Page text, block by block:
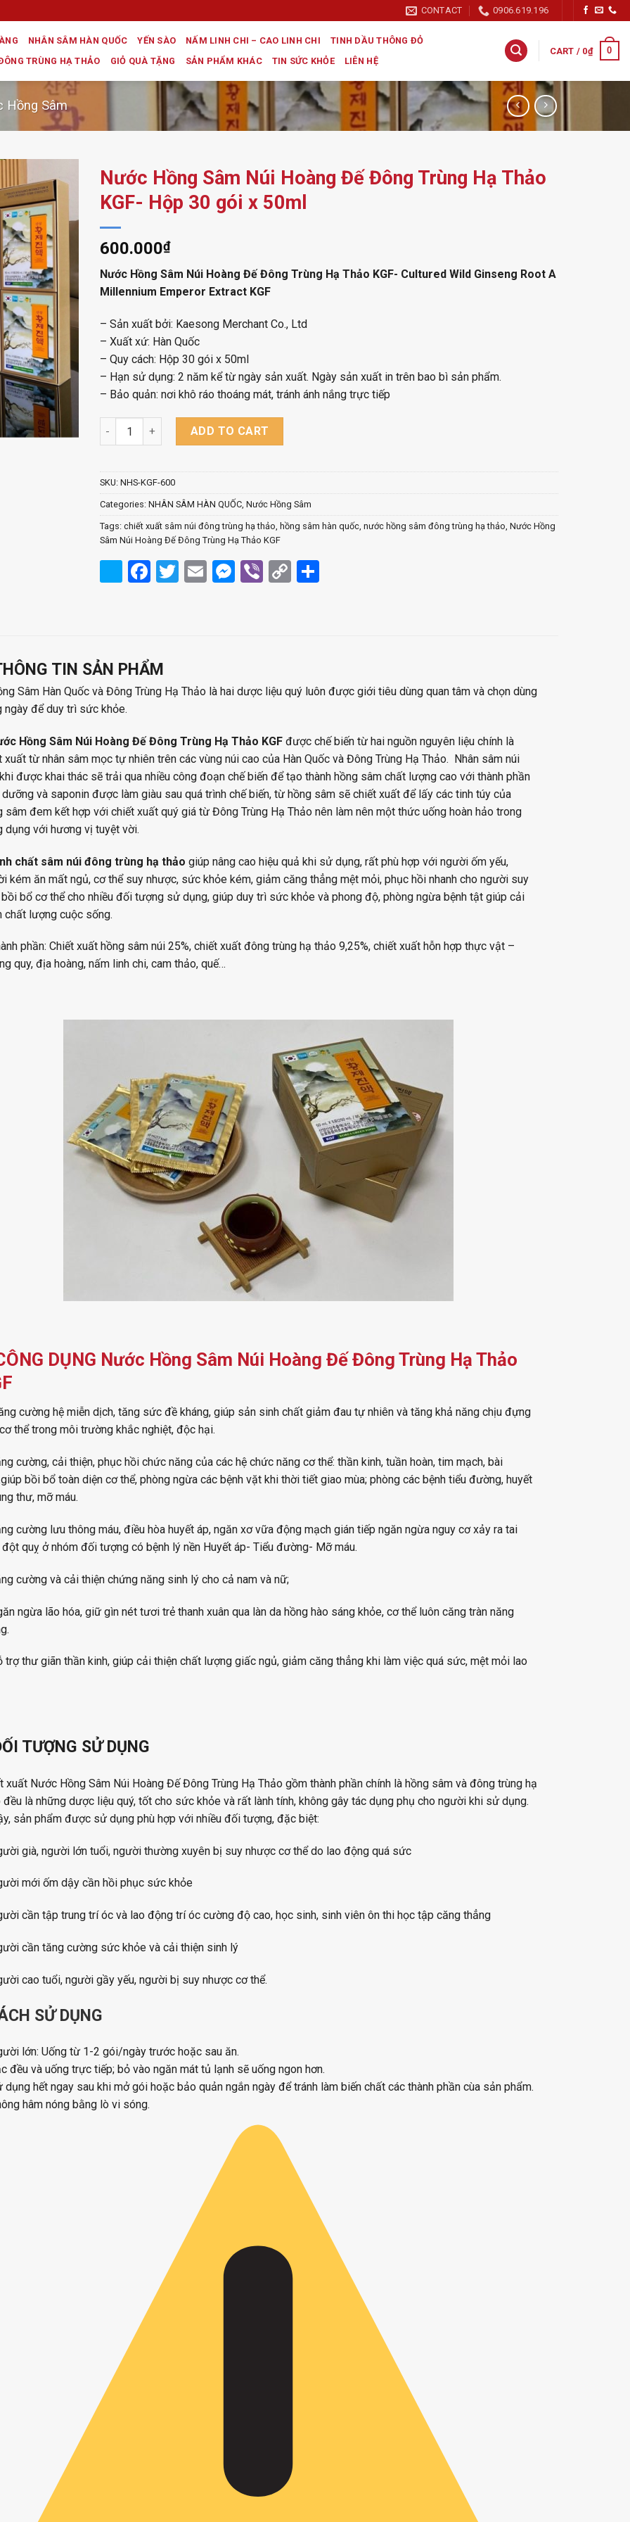
CONTACT 0906.619.196
NHÂN SÂM HÀN QUỐC YẾN SÀO NẤM LINH CHI – CAO LINH CHI
TINH DẦU THÔNG ĐỎ
TRÙNG HẠ THẢO GIỎ QUÀ TẶNG SẢN PHẨM KHÁC TIN SỨC KHỎE LIÊN HỆ
CART / 0₫ 0
Hồng Sâm
Nước Hồng Sâm Núi Hoàng Đế Đông Trùng Hạ Thảo
KGF- Hộp 30 gói x 50ml
600.000₫
Nước Hồng Sâm Núi Hoàng Đế Đông Trùng Hạ Thảo KGF- Cultured Wild Ginseng Root A
Millennium Emperor Extract KGF
– Sản xuất bởi: Kaesong Merchant Co., Ltd
– Xuất xứ: Hàn Quốc
– Quy cách: Hộp 30 gói x 50ml
– Hạn sử dụng: 2 năm kể từ ngày sản xuất. Ngày sản xuất in trên bao bì sản phẩm.
– Bảo quản: nơi khô ráo thoáng mát, tránh ánh nắng trực tiếp
Nước Hồng Sâm Núi Hoàng Đế Đông Trùng Hạ Thảo KGF- Hộp 30 gói x 50ml quantity
ADD TO CART
SKU: NHS-KGF-600
Categories: NHÂN SÂM HÀN QUỐC, Nước Hồng Sâm
Tags: chiết xuất sâm núi đông trùng hạ thảo, hồng sâm hàn quốc, nước hồng sâm đông trùng hạ thảo, Nước Hồng
Sâm Núi Hoàng Đế Đông Trùng Hạ Thảo KGF
Facebook
Twitter
EmailMessenger
Viber
CopyShare
TIN SẢN PHẨM
Sâm Hàn Quốc và Đông Trùng Hạ Thảo là hai dược liệu quý luôn được giới tiêu dùng quan tâm và chọn dùng
ngày để duy trì sức khỏe.
Hồng Sâm Núi Hoàng Đế Đông Trùng Hạ Thảo KGF được chế biến từ hai nguồn nguyên liệu chính là
xuất từ nhân sâm mọc tự nhiên trên các vùng núi cao của Hàn Quốc và Đông Trùng Hạ Thảo. Nhân sâm núi
được khai thác sẽ trải qua nhiều công đoạn chế biến để tạo thành hồng sâm chất lượng cao với thành phần
và saponin được làm giàu sau quá trình chế biến, từ hồng sâm sẽ chiết xuất để lấy các tinh túy của
sâm đem kết hợp với chiết xuất quý giá từ Đông Trùng Hạ Thảo nên làm nên một thức uống hoàn hảo trong
dụng với hương vị tuyệt vời.
chất sâm núi đông trùng hạ thảo giúp nâng cao hiệu quả khi sử dụng, rất phù hợp với người ốm yếu,
kém ăn mất ngủ, cơ thể suy nhược, sức khỏe kém, giảm căng thẳng mệt mỏi, phục hồi nhanh cho người suy
bổ cơ thể cho nhiều đối tượng sử dụng, giúp duy trì sức khỏe và phong độ, phòng ngừa bệnh tật giúp cải
chất lượng cuộc sống.
phần: Chiết xuất hồng sâm núi 25%, chiết xuất đông trùng hạ thảo 9,25%, chiết xuất hỗn hợp thực vật –
quy, địa hoàng, nấm linh chi, cam thảo, quế…
DỤNG Nước Hồng Sâm Núi Hoàng Đế Đông Trùng Hạ Thảo
cường hệ miễn dịch, tăng sức đề kháng, giúp sản sinh chất giảm đau tự nhiên và tăng khả năng chịu đựng
thể trong môi trường khắc nghiệt, độc hại.
cường, cải thiện, phục hồi chức năng của các hệ chức năng cơ thể: thần kinh, tuần hoàn, tim mạch, bài
bồi bổ toàn diện cơ thể, phòng ngừa các bệnh vặt khi thời tiết giao mùa; phòng các bệnh tiểu đường, huyết
thư, mỡ máu.
cường lưu thông máu, điều hòa huyết áp, ngăn xơ vữa động mạch gián tiếp ngăn ngừa nguy cơ xảy ra tai
quỵ ở nhóm đối tượng có bệnh lý nền Huyết áp- Tiểu đường- Mỡ máu.
cường và cải thiện chứng năng sinh lý cho cả nam và nữ;
ngừa lão hóa, giữ gìn nét tươi trẻ thanh xuân qua làn da hồng hào sáng khỏe, cơ thể luôn căng tràn năng
trợ thư giãn thần kinh, giúp cải thiện chất lượng giấc ngủ, giảm căng thẳng khi làm việc quá sức, mệt mỏi lao
TƯỢNG SỬ DỤNG
xuất Nước Hồng Sâm Núi Hoàng Đế Đông Trùng Hạ Thảo gồm thành phần chính là hồng sâm và đông trùng hạ
đều là những dược liệu quý, tốt cho sức khỏe và rất lành tính, không gây tác dụng phụ cho người khi sử dụng.
sản phẩm được sử dụng phù hợp với nhiều đối tượng, đặc biệt:
già, người lớn tuổi, người thường xuyên bị suy nhược cơ thể do lao động quá sức
mới ốm dậy cần hồi phục sức khỏe
cần tập trung trí óc và lao động trí óc cường độ cao, học sinh, sinh viên ôn thi học tập căng thẳng
cần tăng cường sức khỏe và cải thiện sinh lý
cao tuổi, người gầy yếu, người bị suy nhược cơ thể.
SỬ DỤNG
lớn: Uống từ 1-2 gói/ngày trước hoặc sau ăn.
đều và uống trực tiếp; bỏ vào ngăn mát tủ lạnh sẽ uống ngon hơn.
dụng hết ngay sau khi mở gói hoặc bảo quản ngắn ngày để tránh làm biến chất các thành phần cùa sản phẩm.
hâm nóng bằng lò vi sóng.